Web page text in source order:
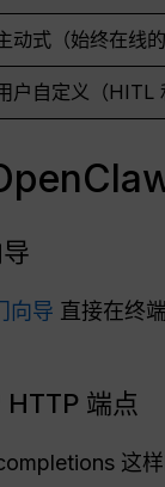
动式（始终在线
户自定义（HITL
向导 直接在终
端点
这